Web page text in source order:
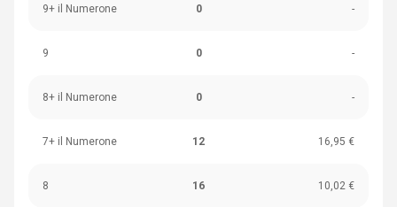
9+ il Numerone 0 -
9 0 -
8+ il Numerone 0 -
7+ il Numerone 12 16,95 €
8 16 10,02 €